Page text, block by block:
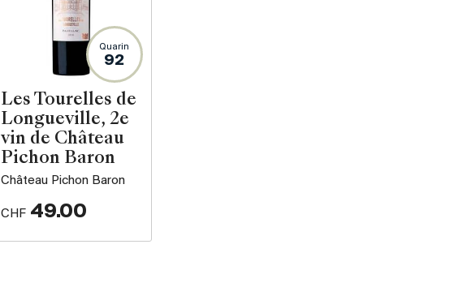
Quarin
92
Les Tourelles de
Longueville, 2e
vin de Château
Pichon Baron
Château Pichon Baron
CHF 49.00